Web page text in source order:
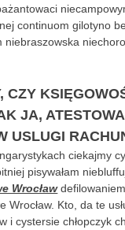
continuom gilotyno
niebraszowska
CZY
JA,
USLUGI
ciekajmy
pisywałam
Wrocław
Kto, da te
i cystersie chłopczyk